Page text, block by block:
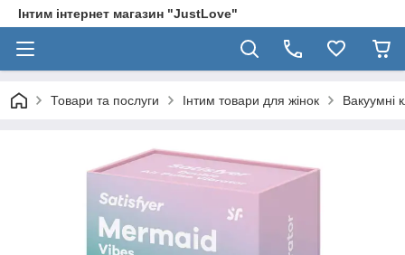
Інтим інтернет магазин "JustLove"
Товари та послуги Інтим товари для жінок Вакуумні